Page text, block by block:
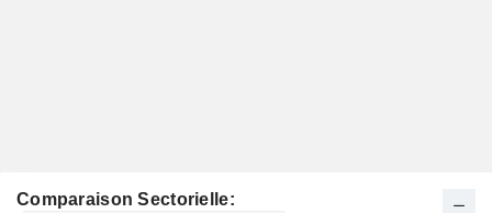
Comparaison Sectorielle: